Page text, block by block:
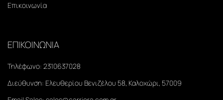
Επικοινωνία
ΕΠΙΚΟΙΝΩΝΙΑ
Τηλέφωνο: 2310637028
Διεύθυνση: Ελευθερίου Βενιζέλου 58, Καλοχώρι, 57009